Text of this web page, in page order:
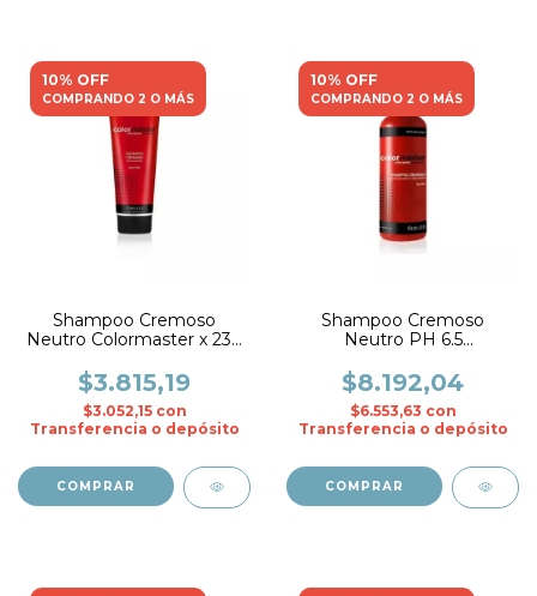
10% OFF
COMPRANDO 2 O MÁS
Shampoo Cremoso
Neutro Colormaster x 230
$3.815,19
$3.052,15 con
Transferencia o depósito
10% OFF
COMPRANDO 2 O MÁS
Shampoo Cremoso
Neutro PH 6.5
Fidelite
$8.192,04
$6.553,63 con
Transferencia o depósito